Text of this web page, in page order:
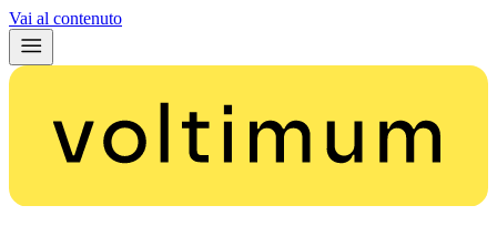
Vai al contenuto